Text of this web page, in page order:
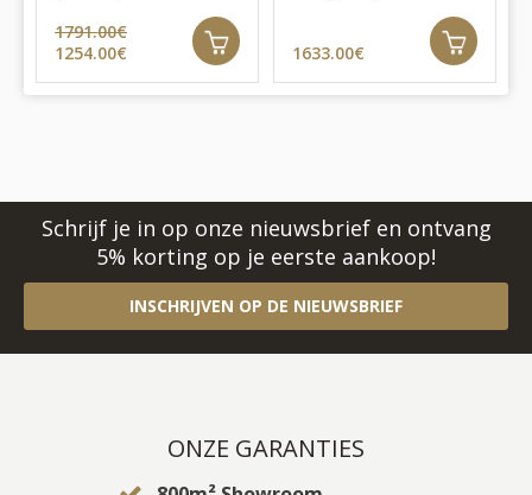
1791.00€
1254.00€
1633.00€
Schrijf je in op onze nieuwsbrief en ontvang
5% korting op je eerste aankoop!
INSCHRIJVEN OP DE NIEUWSBRIEF
ONZE GARANTIES